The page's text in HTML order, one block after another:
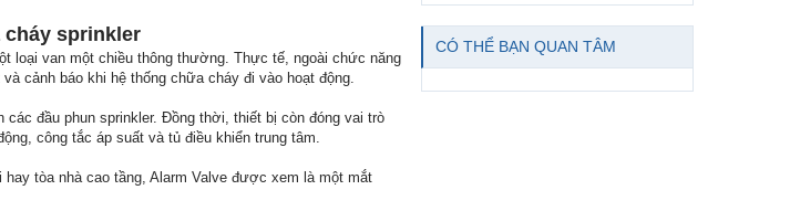
cháy sprinkler
loại van một chiều thông thường. Thực tế, ngoài chức năng
cảnh báo khi hệ thống chữa cháy đi vào hoạt động.
đầu phun sprinkler. Đồng thời, thiết bị còn đóng vai trò
công tắc áp suất và tủ điều khiển trung tâm.
tòa nhà cao tầng, Alarm Valve được xem là một mắt
CÓ THỂ BẠN QUAN TÂM